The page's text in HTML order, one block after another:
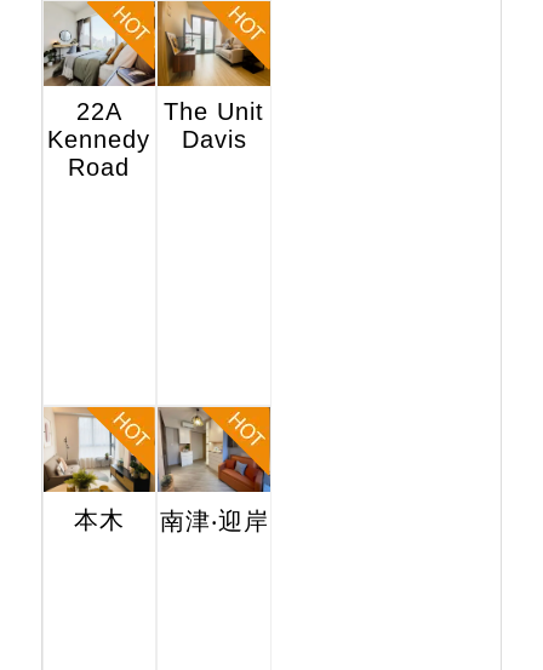
22A
Kennedy
Road
The Unit
Davis
本木 南津‧迎岸